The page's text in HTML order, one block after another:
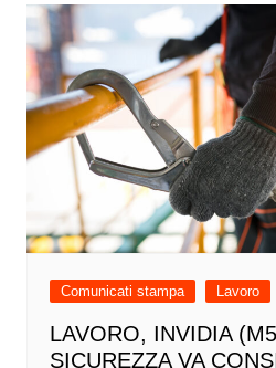
Comunicati stampa Lavoro
LAVORO, INVIDIA
SICUREZZA VA